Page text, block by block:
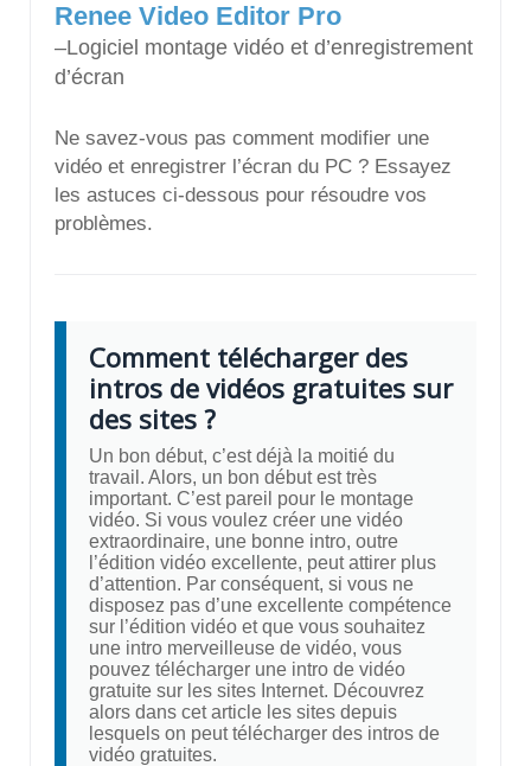
Renee Video Editor Pro
–Logiciel montage vidéo et d’enregistrement
d’écran
Ne savez-vous pas comment modifier une
vidéo et enregistrer l’écran du PC ? Essayez
les astuces ci-dessous pour résoudre vos
problèmes.
Comment télécharger des
intros de vidéos gratuites sur
des sites ?
Un bon début, c’est déjà la moitié du
travail. Alors, un bon début est très
important. C’est pareil pour le montage
vidéo. Si vous voulez créer une vidéo
extraordinaire, une bonne intro, outre
l’édition vidéo excellente, peut attirer plus
d’attention. Par conséquent, si vous ne
disposez pas d’une excellente compétence
sur l’édition vidéo et que vous souhaitez
une intro merveilleuse de vidéo, vous
pouvez télécharger une intro de vidéo
gratuite sur les sites Internet. Découvrez
alors dans cet article les sites depuis
lesquels on peut télécharger des intros de
vidéo gratuites.